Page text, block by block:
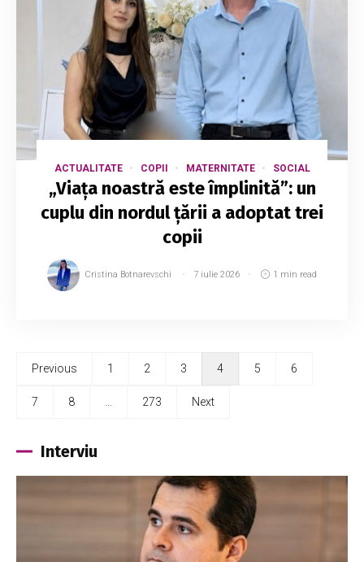
ACTUALITATE COPII MATERNITATE SOCIAL
„Viața noastră este împlinită”: un
cuplu din nordul țării a adoptat trei
copii
Cristina Botnarevschi 7 iulie 2026 1 min read
Previous 1 2 3 4 5 6
7 8 273 Next
Interviu